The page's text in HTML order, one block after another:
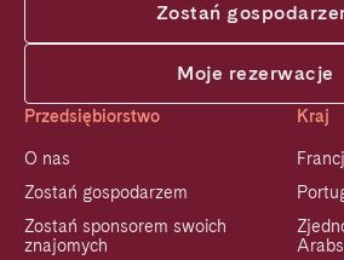
Zostań
Moje rezerwacje
Przedsiębiorstwo
O nas
Zostań gospodarzem
Zostań sponsorem swoich
znajomych
Kraj